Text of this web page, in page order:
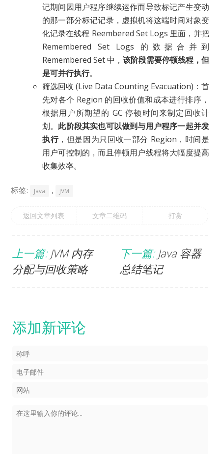
记期间因用户程序继续运作而导致标记产生变动
的那一部分标记记录，虚拟机将这端时间对象变
化记录在线程 Reembered Set Logs 里面，并把
Remembered Set Logs 的数据合并到
Remembered Set 中， 该阶段需要停顿线程，但
是可并行执行。
筛选回收 (Live Data Counting Evacuation)：首
先对各个 Region 的回收价值和成本进行排序，
根据用户所期望的 GC 停顿时间来制定回收计
划。此阶段其实也可以做到与用户程序一起并发
执行，但是因为只回收一部分 Region，时间是
用户可控制的，而且停顿用户线程将大幅度提高
收集效率。
标签: Java , JVM
返回文章列表 文章二维码 打赏
上一篇: JVM 内存
分配与回收策略
下一篇: Java 容器
总结笔记
添加新评论